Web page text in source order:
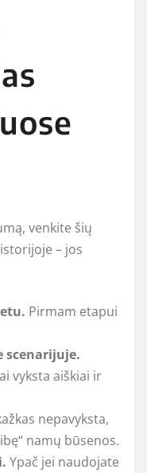
venkite šių
– jos
Pirmam etapui
scenarijuje.
vyksta aiškiai ir
nepavyksta,
namų būsenos.
Ypač jei naudojate